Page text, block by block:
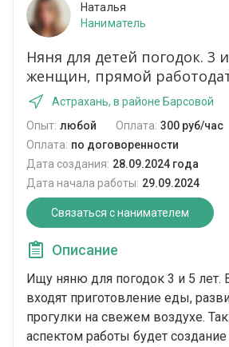
Наталья
Наниматель
Няня для детей погодок. 3
женщин, прямой
Астрахань, в районе Барсовой
Опыт: любой Оплата: 300 руб/час
Оплата: по договоренности
Дата создания: 28.09.2024 года
Дата начала работы: 29.09.2024
Связаться с нанимателем
Описание
Ищу няню для погодок 3 и 5 лет.
входят приготовление еды,
прогулки на свежем воздухе.
аспектом работы будет создание